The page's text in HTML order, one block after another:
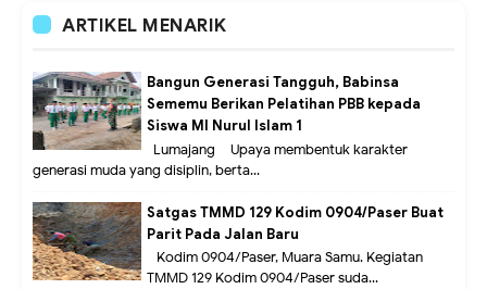
ARTIKEL MENARIK
Bangun Generasi Tangguh, Babinsa
Sememu Berikan Pelatihan PBB kepada
Siswa MI Nurul Islam 1
Lumajang – Upaya membentuk karakter
generasi muda yang disiplin, berta...
Satgas TMMD 129 Kodim 0904/Paser Buat
Parit Pada Jalan Baru
Kodim 0904/Paser, Muara Samu. Kegiatan
TMMD 129 Kodim 0904/Paser suda...